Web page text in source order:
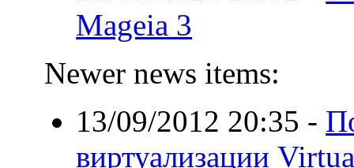
Mageia 3
Newer news items:
13/09/2012 20:35 -
виртуализации